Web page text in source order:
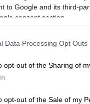
to Google and its third-
consent section.
Data Processing Opt Outs
opt-out of the Sharing of
opt-out of the Sale of my
απαραιτήτως.
είναι ότι
μου"
από το να